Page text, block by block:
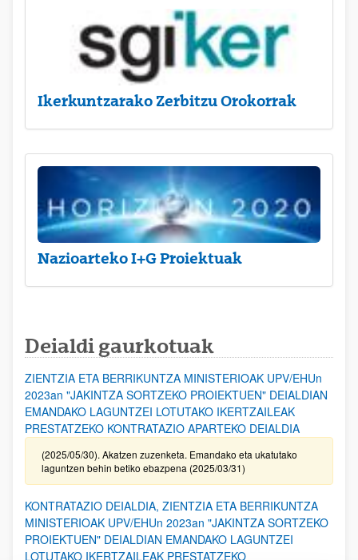
Ikerkuntzarako Zerbitzu Orokorrak
Nazioarteko I+G Proiektuak
Deialdi gaurkotuak
ZIENTZIA ETA BERRIKUNTZA MINISTERIOAK UPV/EHUn
2023an "JAKINTZA SORTZEKO PROIEKTUEN" DEIALDIAN
EMANDAKO LAGUNTZEI LOTUTAKO IKERTZAILEAK
PRESTATZEKO KONTRATAZIO APARTEKO DEIALDIA
(2025/05/30). Akatzen zuzenketa. Emandako eta ukatutako
laguntzen behin betiko ebazpena (2025/03/31)
KONTRATAZIO DEIALDIA, ZIENTZIA ETA BERRIKUNTZA
MINISTERIOAK UPV/EHUn 2023an "JAKINTZA SORTZEKO
PROIEKTUEN" DEIALDIAN EMANDAKO LAGUNTZEI
LOTUTAKO IKERTZAILEAK PRESTATZEKO